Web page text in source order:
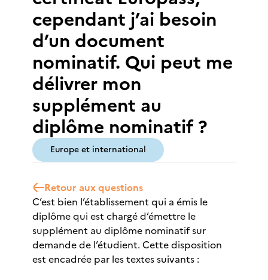
cependant j’ai besoin
d’un document
nominatif. Qui peut me
délivrer mon
supplément au
diplôme nominatif ?
Europe et international
Retour aux questions
C’est bien l’établissement qui a émis le
diplôme qui est chargé d’émettre le
supplément au diplôme nominatif sur
demande de l’étudient. Cette disposition
est encadrée par les textes suivants :